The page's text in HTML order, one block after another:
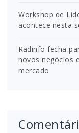
Workshop de
acontece nesta
Radinfo fecha
novos negócios
mercado